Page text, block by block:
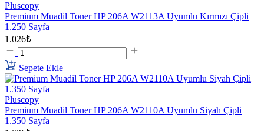
Pluscopy
Premium Muadil Toner HP 206A W2113A Uyumlu Kırmızı Çipli
1.250 Sayfa
1.026₺
Sepete Ekle
Pluscopy
Premium Muadil Toner HP 206A W2110A Uyumlu Siyah Çipli
1.350 Sayfa